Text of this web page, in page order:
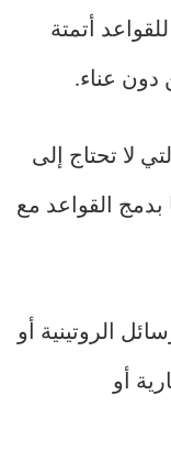
أتمتة
دون عناء.
لا تحتاج إلى
بدمج القواعد مع
الروتينية أو
أو